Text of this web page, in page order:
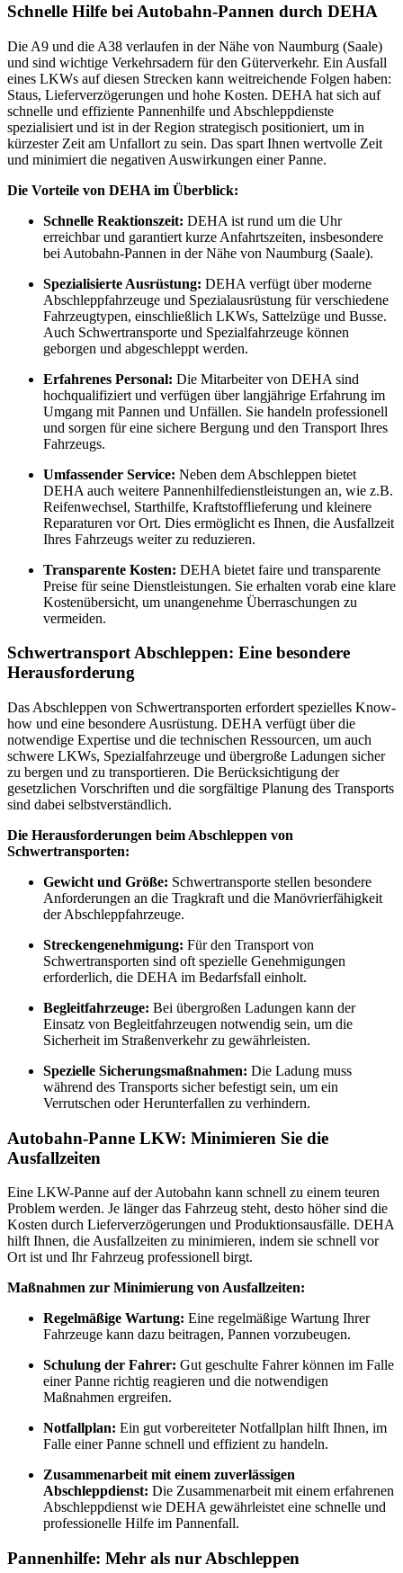
Schnelle Hilfe bei Autobahn-Pannen durch DEHA
Die A9 und die A38 verlaufen in der Nähe von Naumburg (Saale)
und sind wichtige Verkehrsadern für den Güterverkehr. Ein Ausfall
eines LKWs auf diesen Strecken kann weitreichende Folgen haben:
Staus, Lieferverzögerungen und hohe Kosten. DEHA hat sich auf
schnelle und effiziente Pannenhilfe und Abschleppdienste
spezialisiert und ist in der Region strategisch positioniert, um in
kürzester Zeit am Unfallort zu sein. Das spart Ihnen wertvolle Zeit
und minimiert die negativen Auswirkungen einer Panne.
Die Vorteile von DEHA im Überblick:
Schnelle Reaktionszeit: DEHA ist rund um die Uhr
erreichbar und garantiert kurze Anfahrtszeiten, insbesondere
bei Autobahn-Pannen in der Nähe von Naumburg (Saale).
Spezialisierte Ausrüstung: DEHA verfügt über moderne
Abschleppfahrzeuge und Spezialausrüstung für verschiedene
Fahrzeugtypen, einschließlich LKWs, Sattelzüge und Busse.
Auch Schwertransporte und Spezialfahrzeuge können
geborgen und abgeschleppt werden.
Erfahrenes Personal: Die Mitarbeiter von DEHA sind
hochqualifiziert und verfügen über langjährige Erfahrung im
Umgang mit Pannen und Unfällen. Sie handeln professionell
und sorgen für eine sichere Bergung und den Transport Ihres
Fahrzeugs.
Umfassender Service: Neben dem Abschleppen bietet
DEHA auch weitere Pannenhilfedienstleistungen an, wie z.B.
Reifenwechsel, Starthilfe, Kraftstofflieferung und kleinere
Reparaturen vor Ort. Dies ermöglicht es Ihnen, die Ausfallzeit
Ihres Fahrzeugs weiter zu reduzieren.
Transparente Kosten: DEHA bietet faire und transparente
Preise für seine Dienstleistungen. Sie erhalten vorab eine klare
Kostenübersicht, um unangenehme Überraschungen zu
vermeiden.
Schwertransport Abschleppen: Eine besondere
Herausforderung
Das Abschleppen von Schwertransporten erfordert spezielles Know-
how und eine besondere Ausrüstung. DEHA verfügt über die
notwendige Expertise und die technischen Ressourcen, um auch
schwere LKWs, Spezialfahrzeuge und übergroße Ladungen sicher
zu bergen und zu transportieren. Die Berücksichtigung der
gesetzlichen Vorschriften und die sorgfältige Planung des Transports
sind dabei selbstverständlich.
Die Herausforderungen beim Abschleppen von
Schwertransporten:
Gewicht und Größe: Schwertransporte stellen besondere
Anforderungen an die Tragkraft und die Manövrierfähigkeit
der Abschleppfahrzeuge.
Streckengenehmigung: Für den Transport von
Schwertransporten sind oft spezielle Genehmigungen
erforderlich, die DEHA im Bedarfsfall einholt.
Begleitfahrzeuge: Bei übergroßen Ladungen kann der
Einsatz von Begleitfahrzeugen notwendig sein, um die
Sicherheit im Straßenverkehr zu gewährleisten.
Spezielle Sicherungsmaßnahmen: Die Ladung muss
während des Transports sicher befestigt sein, um ein
Verrutschen oder Herunterfallen zu verhindern.
Autobahn-Panne LKW: Minimieren Sie die
Ausfallzeiten
Eine LKW-Panne auf der Autobahn kann schnell zu einem teuren
Problem werden. Je länger das Fahrzeug steht, desto höher sind die
Kosten durch Lieferverzögerungen und Produktionsausfälle. DEHA
hilft Ihnen, die Ausfallzeiten zu minimieren, indem sie schnell vor
Ort ist und Ihr Fahrzeug professionell birgt.
Maßnahmen zur Minimierung von Ausfallzeiten:
Regelmäßige Wartung: Eine regelmäßige Wartung Ihrer
Fahrzeuge kann dazu beitragen, Pannen vorzubeugen.
Schulung der Fahrer: Gut geschulte Fahrer können im Falle
einer Panne richtig reagieren und die notwendigen
Maßnahmen ergreifen.
Notfallplan: Ein gut vorbereiteter Notfallplan hilft Ihnen, im
Falle einer Panne schnell und effizient zu handeln.
Zusammenarbeit mit einem zuverlässigen
Abschleppdienst: Die Zusammenarbeit mit einem erfahrenen
Abschleppdienst wie DEHA gewährleistet eine schnelle und
professionelle Hilfe im Pannenfall.
Pannenhilfe: Mehr als nur Abschleppen